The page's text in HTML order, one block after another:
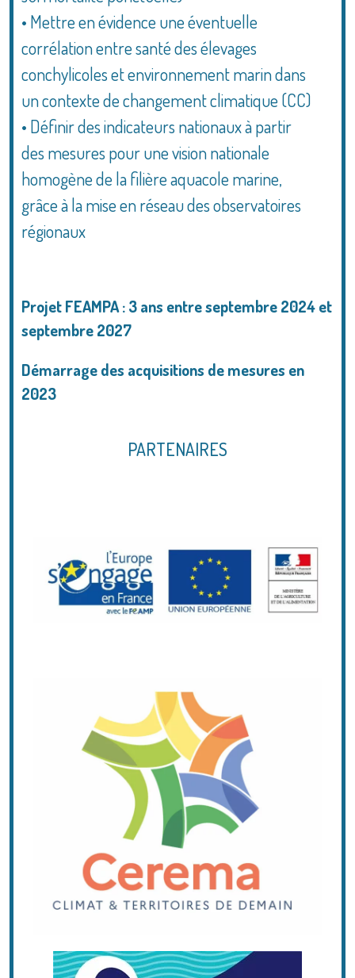
• Mettre en évidence une éventuelle
corrélation entre santé des élevages
conchylicoles et environnement marin dans
un contexte de changement climatique (CC)
• Définir des indicateurs nationaux à partir
des mesures pour une vision nationale
homogène de la filière aquacole marine,
grâce à la mise en réseau des observatoires
régionaux
Projet FEAMPA : 3 ans entre septembre 2024 et
septembre 2027
Démarrage des acquisitions de mesures en
2023
PARTENAIRES